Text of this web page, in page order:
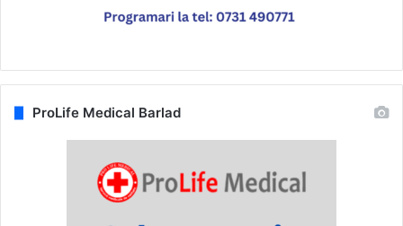
ProLife Medical Barlad